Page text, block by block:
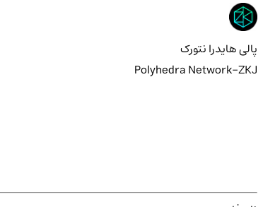
پالی هایدرا نتورک
Polyhedra Network-ZKJ